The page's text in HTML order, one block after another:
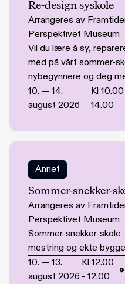
Re-design syskole
Arrangeres av
Perspektivet Museum
Vil du lære å sy,
med på vårt sommer-
nybegynnere og deg
10. — 14.
august 2026
Kl10.00
14.00
Annet
Sommer-snekker-
Arrangeres av
Perspektivet Museum
Sommer-snekker-
mestring og ekte
10. — 13.
august 2026
Kl12.00
- 12.00